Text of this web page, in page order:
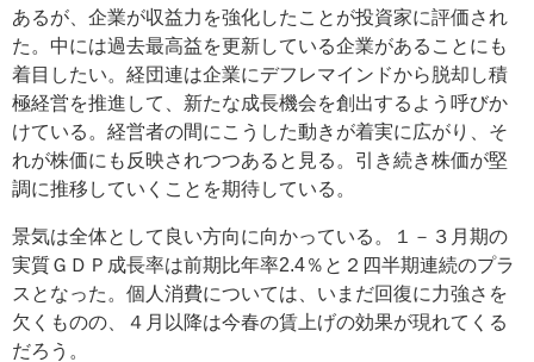
あるが、企業が収益力を強化したことが投資家に評価され
た。中には過去最高益を更新している企業があることにも
着目したい。経団連は企業にデフレマインドから脱却し積
極経営を推進して、新たな成長機会を創出するよう呼びか
けている。経営者の間にこうした動きが着実に広がり、そ
れが株価にも反映されつつあると見る。引き続き株価が堅
調に推移していくことを期待している。
景気は全体として良い方向に向かっている。１－３月期の
実質ＧＤＰ成長率は前期比年率2.4％と２四半期連続のプラ
スとなった。個人消費については、いまだ回復に力強さを
欠くものの、４月以降は今春の賃上げの効果が現れてくる
だろう。